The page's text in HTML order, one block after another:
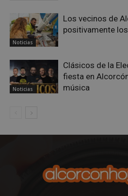
Noticias
Los vecinos de
positivamente
Noticias
Clásicos de la
fiesta en
música
AWSALBCORS